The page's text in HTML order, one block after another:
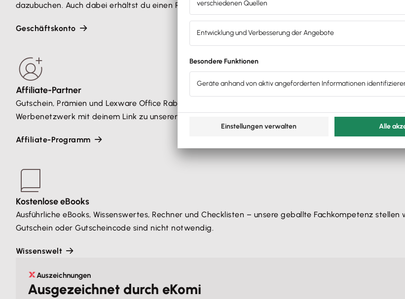
dazubuchen. Auch dabei erhältst du einen Rabatt.
Geschäftskonto
Affiliate-Partner
Gutschein, Prämien und Lexware Office Rabatte sind nicht genug? Dann komm ins Affiliate-
Werbenetzwerk mit deinem Link zu unserer Unternehmenssoftware.
Affiliate-Programm
Kostenlose eBooks
Ausführliche eBooks, Wissenswertes, Rechner und Checklisten – unsere geballte Fachkompetenz
Gutschein oder Gutscheincode sind nicht notwendig.
Wissenswelt
Auszeichnungen
Ausgezeichnet durch eKomi